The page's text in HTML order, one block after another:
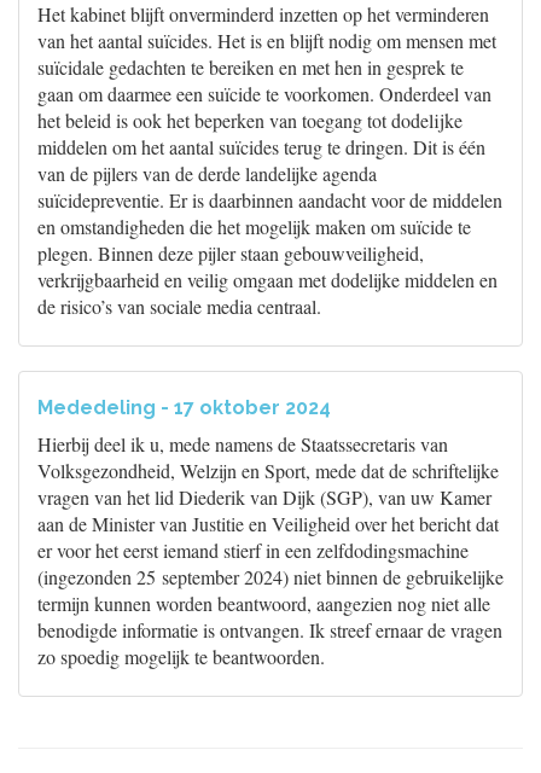
Het kabinet blijft onverminderd inzetten op het verminderen
van het aantal suïcides. Het is en blijft nodig om mensen met
suïcidale gedachten te bereiken en met hen in gesprek te
gaan om daarmee een suïcide te voorkomen. Onderdeel van
het beleid is ook het beperken van toegang tot dodelĳke
middelen om het aantal suïcides terug te dringen. Dit is één
van de pijlers van de derde landelijke agenda
suïcidepreventie. Er is daarbinnen aandacht voor de middelen
en omstandigheden die het mogelijk maken om suïcide te
plegen. Binnen deze pijler staan gebouwveiligheid,
verkrijgbaarheid en veilig omgaan met dodelijke middelen en
de risico’s van sociale media centraal.
Mededeling - 17 oktober 2024
Hierbij deel ik u, mede namens de Staatssecretaris van
Volksgezondheid, Welzijn en Sport, mede dat de schriftelijke
vragen van het lid Diederik van Dijk (SGP), van uw Kamer
aan de Minister van Justitie en Veiligheid over het bericht dat
er voor het eerst iemand stierf in een zelfdodingsmachine
(ingezonden 25 september 2024) niet binnen de gebruikelijke
termijn kunnen worden beantwoord, aangezien nog niet alle
benodigde informatie is ontvangen. Ik streef ernaar de vragen
zo spoedig mogelijk te beantwoorden.